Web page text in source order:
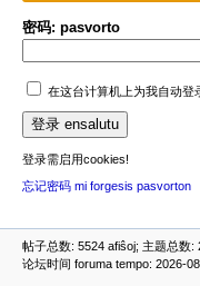
密码: pasvorto
在这台计算机上为我自动登
登录需启用cookies!
忘记密码 mi forgesis pasvorton
帖子总数: 5524 afiŝoj; 主题总数
论坛时间 foruma tempo: 2026-